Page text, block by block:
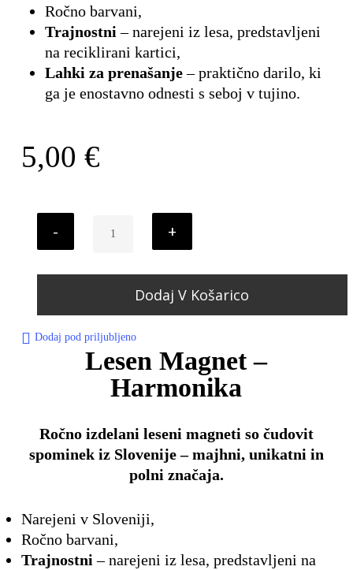
Ročno barvani,
Trajnostni – narejeni iz lesa, predstavljeni
na reciklirani kartici,
Lahki za prenašanje– praktično darilo, ki
ga je enostavno odnesti s seboj v tujino.
5,00€
Dodaj V Košarico
Dodaj pod priljubljeno
Lesen Magnet –
Harmonika
Ročno izdelani leseni magneti so čudovit
spominek iz Slovenije – majhni, unikatni in
polni značaja.
Narejeni v Sloveniji,
Ročno barvani,
Trajnostni – narejeni iz lesa, predstavljeni na